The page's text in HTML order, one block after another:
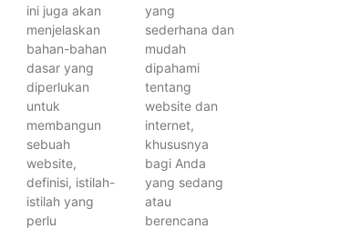
ini juga akan
menjelaskan
bahan-bahan
dasar yang
diperlukan
untuk
membangun
sebuah
website,
definisi, istilah-
istilah yang
perlu
yang
sederhana dan
mudah
dipahami
tentang
website dan
internet,
khususnya
bagi Anda
yang sedang
atau
berencana